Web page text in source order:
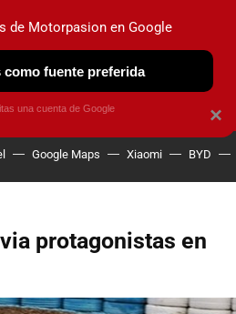
OBSERVATORIO
Google Maps Xiaomi BYD
protagonistas en
×
de Motorpasion en Google
como fuente preferida
una cuenta de Google